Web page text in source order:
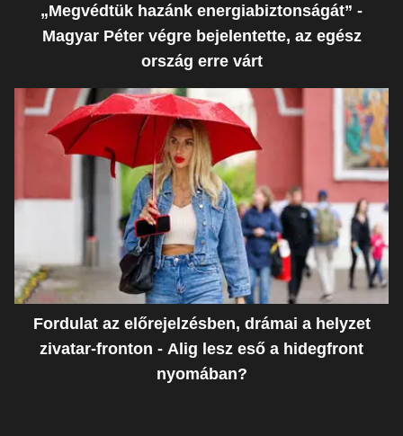
„Megvédtük hazánk energiabiztonságát” -
Magyar Péter végre bejelentette, az egész
ország erre várt
Fordulat az előrejelzésben, drámai a helyzet
zivatar-fronton - Alig lesz eső a hidegfront
nyomában?